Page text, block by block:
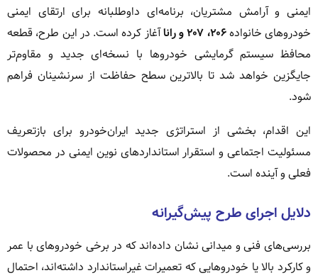
ایمنی و آرامش مشتریان، برنامه‌ای داوطلبانه برای ارتقای ایمنی
خودروهای خانواده۲۰۶، ۲۰۷ و رانا
آغاز کرده است. در این طرح، قطعه
محافظ سیستم گرمایشی خودروها با نسخه‌ای جدید و مقاوم‌تر
جایگزین خواهد شد تا بالاترین سطح حفاظت از سرنشینان فراهم
شود.
این اقدام، بخشی از استراتژی جدید ایران‌خودرو برای بازتعریف
مسئولیت اجتماعی و استقرار استانداردهای نوین ایمنی در محصولات
فعلی و آینده است.
دلایل اجرای طرح پیش‌گیرانه
بررسی‌های فنی و میدانی نشان داده‌اند که در برخی خودروهای با عمر
و کارکرد بالا یا خودروهایی که تعمیرات غیراستاندارد داشته‌اند، احتمال